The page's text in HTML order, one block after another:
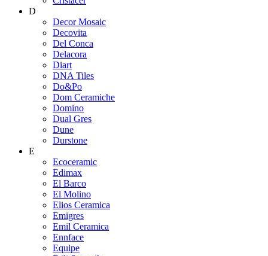
D
Decor Mosaic
Decovita
Del Conca
Delacora
Diart
DNA Tiles
Do&Po
Dom Ceramiche
Domino
Dual Gres
Dune
Durstone
E
Ecoceramic
Edimax
El Barco
El Molino
Elios Ceramica
Emigres
Emil Ceramica
Ennface
Equipe